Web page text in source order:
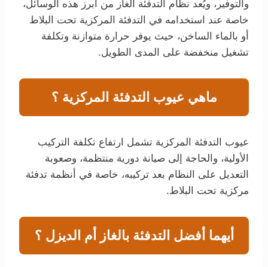
والتوفير، ويُعد نظام التدفئة الغاز من أبرز هذه الوسائل،
خاصة عند استخدامه في التدفئة المركزية تحت البلاط
أو بالماء الساخن، حيث يوفر حرارة متوازنة وتكلفة
تشغيل منخفضة على المدى الطويل.
ماهي عيوب التدفئة المركزية ؟
عيوب التدفئة المركزية تشمل ارتفاع تكلفة التركيب
الأولية، والحاجة إلى صيانة دورية منتظمة، وصعوبة
التعديل على النظام بعد تركيبه، خاصة في أنظمة تدفئة
مركزية تحت البلاط.
أيهما أفضل التدفئة بالغاز أم الديزل ؟